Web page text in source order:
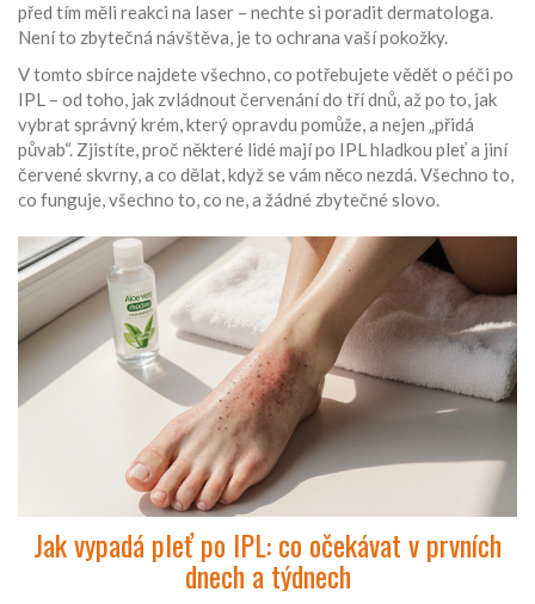
před tím měli reakci na laser – nechte si poradit dermatologa.
Není to zbytečná návštěva, je to ochrana vaší pokožky.
V tomto sbírce najdete všechno, co potřebujete vědět o péči po
IPL – od toho, jak zvládnout červenání do tří dnů, až po to, jak
vybrat správný krém, který opravdu pomůže, a nejen „přidá
půvab“. Zjistíte, proč některé lidé mají po IPL hladkou pleť a jiní
červené skvrny, a co dělat, když se vám něco nezdá. Všechno to,
co funguje, všechno to, co ne, a žádné zbytečné slovo.
Jak vypadá pleť po IPL: co očekávat v prvních
dnech a týdnech